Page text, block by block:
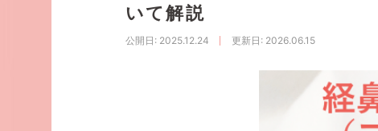
いて解説
公開日 : 2025.12.24 更新日 : 2026.06.15